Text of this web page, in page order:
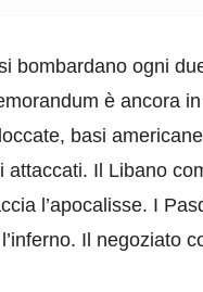
bombardano ogni
è ancora
basi
attaccati. Il Libano
l’apocalisse. I
Il negoziato